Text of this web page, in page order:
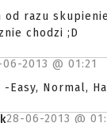
od razu
chodzi ;D
2013 @ 01:21
-Easy, Normal,
28-06-2013 @